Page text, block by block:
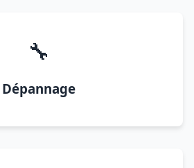
🔧
Dépannage